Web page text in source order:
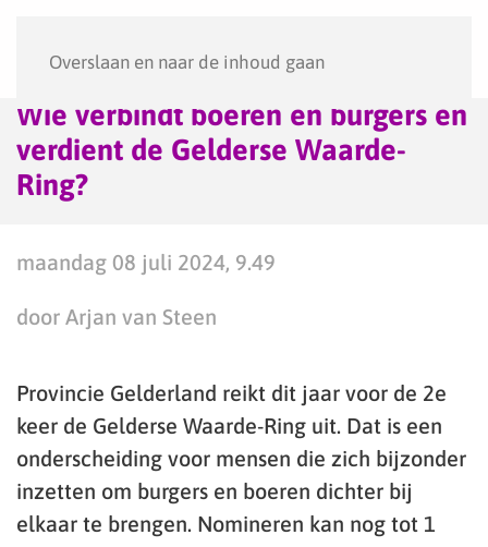
Overslaan en naar de inhoud gaan
Wie verbindt boeren en burgers en
verdient de Gelderse Waarde-
Ring?
maandag 08 juli 2024, 9.49
door Arjan van Steen
Provincie Gelderland reikt dit jaar voor de 2e
keer de Gelderse Waarde-Ring uit. Dat is een
onderscheiding voor mensen die zich bijzonder
inzetten om burgers en boeren dichter bij
elkaar te brengen. Nomineren kan nog tot 1